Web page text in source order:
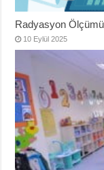
Radyasyon
10 Eylül 2025